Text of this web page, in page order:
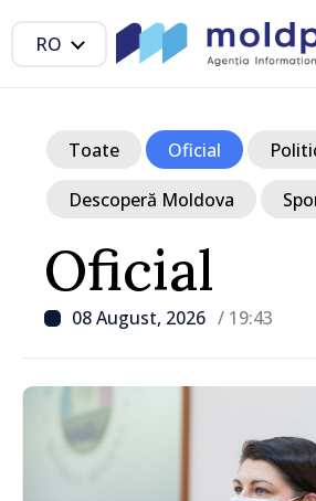
RO
Oficial
08 August, 2026 / 19:43
Toate Oficial
Descoperă Moldova